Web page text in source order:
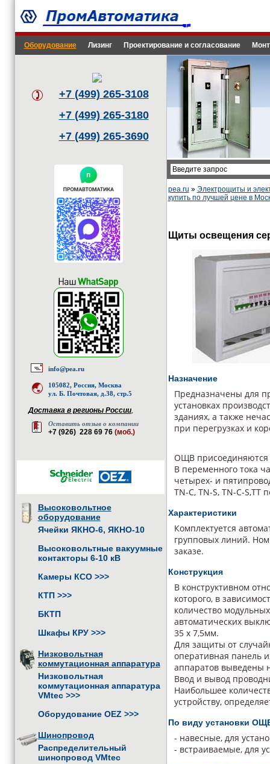
Оборудование Лизинг Проектирование и согласование
+7 (499) 265-3108
+7 (499) 265-3180
+7 (499) 265-3690
info@pea.ru
105082, Россия, Москва
ул. Б. Почтовая, д.38, стр.5
Доставка в регионы России,
Оставить отзыв о компании
+7 (926) 228 69 76 (моб.)
Высоковольтное
оборудование
Ячейки ЯКНО-6, ЯКНО-10
Высоковольтные вакуумные
контакторы 6-10 кВ
Камеры КСО >>>
КТП >>>
БКТП
Шкафы КРУ >>>
Низковольтная
коммутационная аппаратура
Низковольтная
коммутационная аппаратура
VMtec >>>
Оборудование OEZ >>>
Шинопровод
Распределительный
шинопровод VMtec
pea.ru » Электрощиты и
купить по лучшей цене в
Щиты освещения
Назначение
Предназначены для
установках
зданиях, а также
при перегрузках и
ОЩВ присоединяются
В переменного тока
четырех- и
TN-C, TN-S, TN-C-S,ТТ
Характеристики
Комплектуется
групповых линий.
заказе.
Конструкция
В конструктивном
которого, в
количество
автоматических
35 х 7,5мм.
Для защиты от
оперативная панель
аппаратов выведены
Ввод и вывод
Наибольшее
устройству,
По виду установки
- навесные, для
- встраиваемые, для